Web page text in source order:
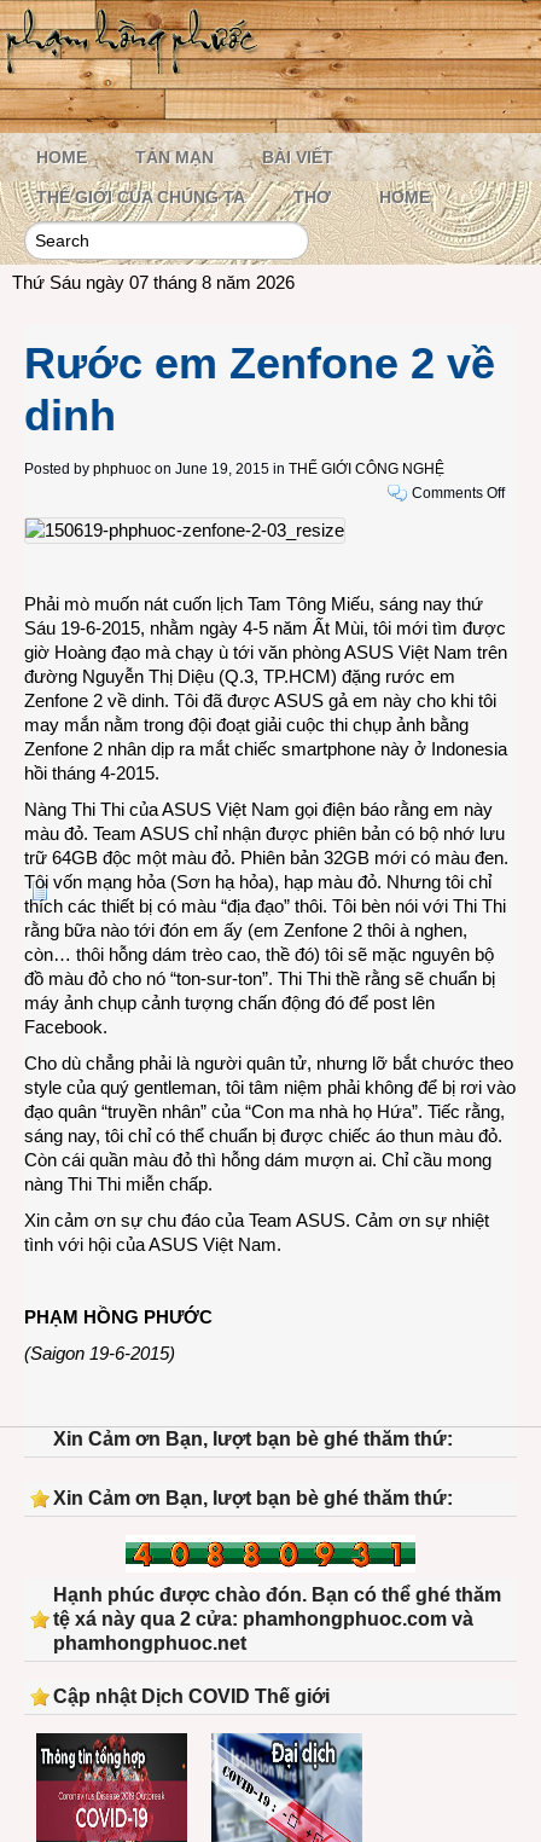
HOME TẢN MẠN BÀI VIẾT
THẾ GIỚI CỦA CHÚNG TA THƠ HOME
Thứ Sáu ngày 07 tháng 8 năm 2026
Rước em Zenfone 2 về
dinh
Posted by phphuoc on June 19, 2015 in THẾ GIỚI CÔNG NGHỆ
Comments Offon
dinh
Phải mò muốn nát cuốn lịch Tam Tông Miếu, sáng nay thứ
Sáu 19-6-2015, nhằm ngày 4-5 năm Ất Mùi, tôi mới tìm được
giờ Hoàng đạo mà chạy ù tới văn phòng ASUS Việt Nam trên
đường Nguyễn Thị Diệu (Q.3, TP.HCM) đặng rước em
Zenfone 2 về dinh. Tôi đã được ASUS gả em này cho khi tôi
may mắn nằm trong đội đoạt giải cuộc thi chụp ảnh bằng
Zenfone 2 nhân dịp ra mắt chiếc smartphone này ở Indonesia
hồi tháng 4-2015.
Nàng Thi Thi của ASUS Việt Nam gọi điện báo rằng em này
màu đỏ. Team ASUS chỉ nhận được phiên bản có bộ nhớ lưu
trữ 64GB độc một màu đỏ. Phiên bản 32GB mới có màu đen.
Tôi vốn mạng hỏa (Sơn hạ hỏa), hạp màu đỏ. Nhưng tôi chỉ
thích các thiết bị có màu “địa đạo” thôi. Tôi bèn nói với Thi Thi
rằng bữa nào tới đón em ấy (em Zenfone 2 thôi à nghen,
còn… thôi hỗng dám trèo cao, thề đó) tôi sẽ mặc nguyên bộ
đồ màu đỏ cho nó “ton-sur-ton”. Thi Thi thề rằng sẽ chuẩn bị
máy ảnh chụp cảnh tượng chấn động đó để post lên
Facebook.
Cho dù chẳng phải là người quân tử, nhưng lỡ bắt chước theo
style của quý gentleman, tôi tâm niệm phải không để bị rơi vào
đạo quân “truyền nhân” của “Con ma nhà họ Hứa”. Tiếc rằng,
sáng nay, tôi chỉ có thể chuẩn bị được chiếc áo thun màu đỏ.
Còn cái quần màu đỏ thì hỗng dám mượn ai. Chỉ cầu mong
nàng Thi Thi miễn chấp.
Xin cảm ơn sự chu đáo của Team ASUS. Cảm ơn sự nhiệt
tình với hội của ASUS Việt Nam.
PHẠM HỒNG PHƯỚC
(Saigon 19-6-2015)
Xin Cảm ơn Bạn, lượt bạn bè ghé thăm thứ:
Xin Cảm ơn Bạn, lượt bạn bè ghé thăm thứ:
Hạnh phúc được chào đón. Bạn có thể ghé thăm
tệ xá này qua 2 cửa: phamhongphuoc.com và
phamhongphuoc.net
Cập nhật Dịch COVID Thế giới